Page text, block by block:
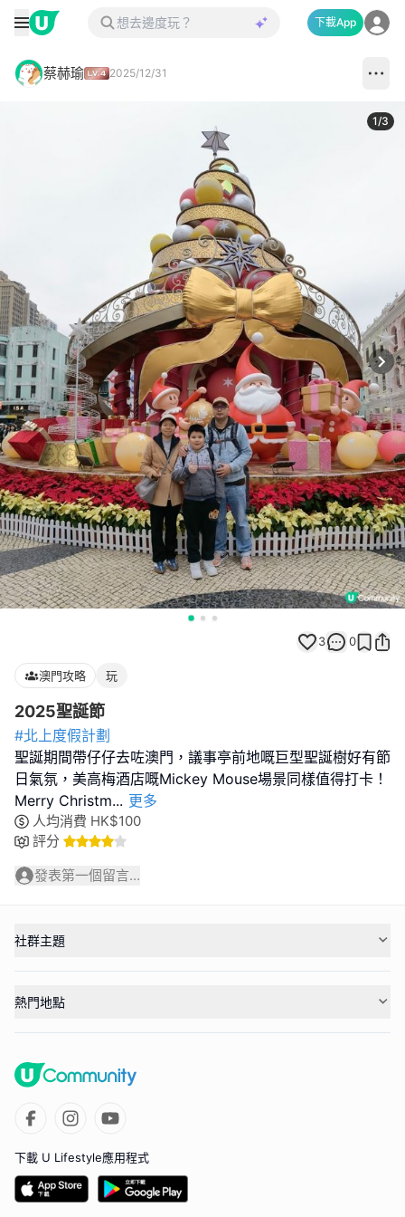
下載App
蔡赫瑜 2025/12/31
1/3
3 0
澳門攻略 玩
2025聖誕節
#北上度假計劃
聖誕期間帶仔仔去咗澳門，議事亭前地嘅巨型聖誕樹好有節
日氣氛，美高梅酒店嘅Mickey Mouse場景同樣值得打卡！
Merry Christm... 更多
人均消費 HK$100
評分
發表第一個留言...
社群主題
熱門地點
下載 U Lifestyle應用程式